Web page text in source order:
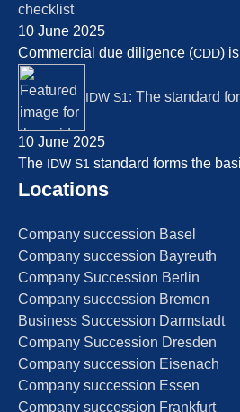
check­list
10 June 2025
Commer­cial due diligence (CDD)
IDW S1 : The standard
10 June 2025
The IDW S1 standard forms the
Locati­ons
Compa­ny succes­si­on Basel
Compa­ny succes­si­on Bayreuth
Compa­ny Succes­si­on Berlin
Compa­ny succes­si­on Bremen
Business Succes­si­on Darmstadt
Compa­ny Succes­si­on Dresden
Compa­ny succes­si­on Eisenach
Compa­ny succes­si­on Essen
Compa­ny succes­si­on Frankfurt